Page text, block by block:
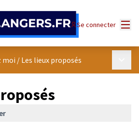
Se connecter
moi / Les lieux proposés